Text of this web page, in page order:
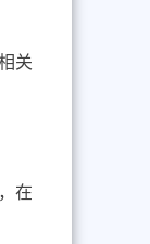
关
在